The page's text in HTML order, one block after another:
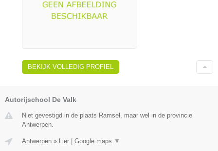
BEKIJK VOLLEDIG PROFIEL
Autorijschool De Valk
Niet gevestigd in de plaats Ramsel, maar wel in de provincie
Antwerpen.
Antwerpen » Lier Google maps ▼